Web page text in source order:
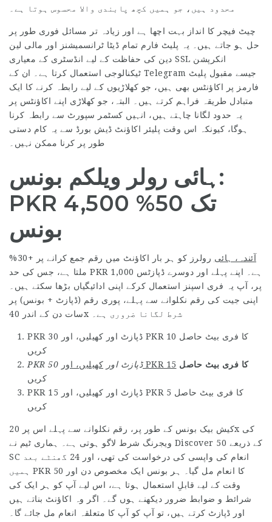
محدود ہیں، جو ہمیں کچھ پابندی والا محسوس ہوتا ہے۔
چیٹ فیچر کا انداز بہت اچھا ہے اور زیادہ تر مسائل فوری طور پر
حل ہو جاتے ہیں۔ یہ پلیٹ فارم تمام ڈیٹا ٹرانسمیشنز اور مالی لین
دین کی حفاظت کے لیے انڈسٹری کے معیاری SSL انکرپشن
ٹیکنالوجی استعمال کرتا ہے۔ ان کے Telegram جیسے مقبول پلیٹ
فارمز پر اکاؤنٹس بھی ہیں، جو کھلاڑیوں کے لیے رابطہ کرنے کا ایک
متبادل طریقہ فراہم کرتے ہیں۔ البتہ، جو کھلاڑی اپنے اکاؤنٹس پر
یہ حدود لگانا چاہتے ہیں، انہیں کسٹمر سپورٹ سے رابطہ کرنا
ہوگا، کیونکہ اس وقت پلیئر اکاؤنٹ ڈیش بورڈ سے یہ کام دستی
طور پر کرنا ممکن نہیں۔
ہائی رولر ویلکم بونس:
PKR 4,500 تک 50%
بونس
آئندہ، ہائی
رولرز کو ہر بار اکاؤنٹ میں رقم جمع کرانے پر +30%
ملتا ہے، جس کی حد PKR 1,000 ہے۔ اپنے پہلے اور دوسرے ڈپازٹس
پر، آپ یہ فری اسپنز استعمال کرکے اپنی ادائیگیاں بڑھا سکتے ہیں۔
اپنی جیت کی رقم نکلوانے سے پہلے، پوری رقم (ڈپازٹ + بونس) پر
سات دن کے اندر 40x شرط لگانا ضروری ہے۔
PKR 30 ڈپازٹ اور کھیلیں، اور PKR 10 کا فری بیٹ حاصل
کریں
PKR 50 ڈپازٹ اورکھیلیں، اور PKR 15 کا فری بیٹ حاصل
کریں
PKR 15 ڈپازٹ اور کھیلیں، اور PKR 5 کا فری بیٹ حاصل
کریں
کیش بیک بونس کے طور پر، رقم نکلوانے سے پہلے اس پر 20x کی
ویجرنگ شرط لاگو ہوتی ہے۔ ہماری ٹیم نے Discover کے ذریعے 50
SC انعام کی واپسی کی درخواست کی تھی، اور 24 گھنٹے بعد
ہمیں PKR 50 کا انعام مل گیا۔ ہر بونس ایک مخصوص دن اور
وقت کے لیے قابلِ استعمال ہوتا ہے، اس لیے آپ کو ہر ایک کی
شرائط و ضوابط ضرور دیکھنے ہوں گے۔ اگر وہ اکاؤنٹ بناتے ہیں
اور ڈپازٹ کرتے ہیں، تو آپ کو آپ کا متعلقہ انعام مل جائے گا۔